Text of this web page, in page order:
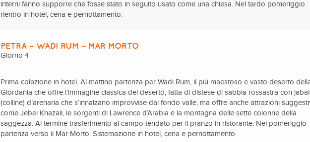
interni fanno supporre che fosse stato in seguito usato come una chiesa. Nel tardo pomeriggio
rientro in hotel, cena e pernottamento.
PETRA – WADI RUM – MAR MORTO
Giorno 4
Prima colazione in hotel. Al mattino partenza per Wadi Rum, il più maestoso e vasto deserto
Giordania che offre l’immagine classica del deserto, fatta di distese di sabbia rossastra con jabal
(colline) d’arenaria che s’innalzano improvvise dal fondo valle, ma offre anche attrazioni
come Jebel Khazali, le sorgenti di Lawrence d’Arabia e la montagna delle sette colonne della
saggezza. Al termine trasferimento al campo tendato per il pranzo in ristorante. Nel pomeriggio
partenza verso il Mar Morto. Sistemazione in hotel, cena e pernottamento.